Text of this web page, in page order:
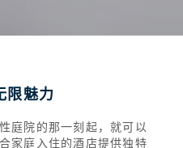
限魅力
庭院的那一刻起，就可以